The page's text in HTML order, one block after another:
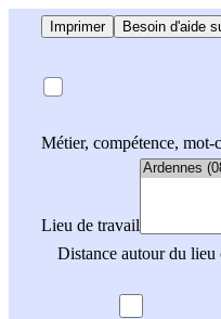
Imprimer Besoin d'aide
Métier, compétence,
Lieu de travail
Distance autour du lieu